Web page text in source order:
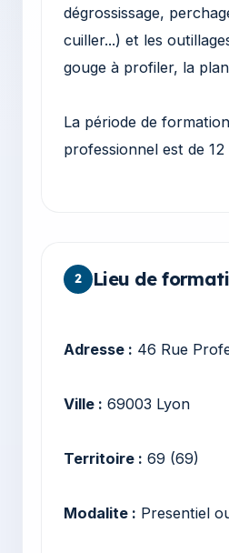
dégrossissage,
cuiller...) et les
gouge à profiler, la
La période de
professionnel est de 12
2 Lieu de
Adresse : 46 Rue
Ville : 69003 Lyon
Territoire : 69 (69)
Modalite : Presentiel